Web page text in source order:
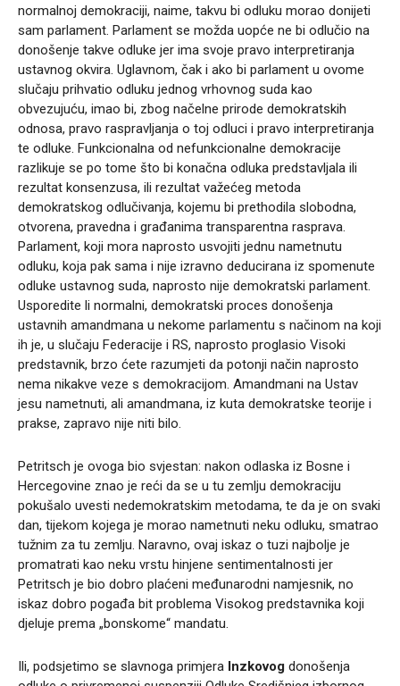
normalnoj demokraciji, naime, takvu bi odluku morao donijeti
sam parlament. Parlament se možda uopće ne bi odlučio na
donošenje takve odluke jer ima svoje pravo interpretiranja
ustavnog okvira. Uglavnom, čak i ako bi parlament u ovome
slučaju prihvatio odluku jednog vrhovnog suda kao
obvezujuću, imao bi, zbog načelne prirode demokratskih
odnosa, pravo raspravljanja o toj odluci i pravo interpretiranja
te odluke. Funkcionalna od nefunkcionalne demokracije
razlikuje se po tome što bi konačna odluka predstavljala ili
rezultat konsenzusa, ili rezultat važećeg metoda
demokratskog odlučivanja, kojemu bi prethodila slobodna,
otvorena, pravedna i građanima transparentna rasprava.
Parlament, koji mora naprosto usvojiti jednu nametnutu
odluku, koja pak sama i nije izravno deducirana iz spomenute
odluke ustavnog suda, naprosto nije demokratski parlament.
Usporedite li normalni, demokratski proces donošenja
ustavnih amandmana u nekome parlamentu s načinom na koji
ih je, u slučaju Federacije i RS, naprosto proglasio Visoki
predstavnik, brzo ćete razumjeti da potonji način naprosto
nema nikakve veze s demokracijom. Amandmani na Ustav
jesu nametnuti, ali amandmana, iz kuta demokratske teorije i
prakse, zapravo nije niti bilo.
Petritsch je ovoga bio svjestan: nakon odlaska iz Bosne i
Hercegovine znao je reći da se u tu zemlju demokraciju
pokušalo uvesti nedemokratskim metodama, te da je on svaki
dan, tijekom kojega je morao nametnuti neku odluku, smatrao
tužnim za tu zemlju. Naravno, ovaj iskaz o tuzi najbolje je
promatrati kao neku vrstu hinjene sentimentalnosti jer
Petritsch je bio dobro plaćeni međunarodni namjesnik, no
iskaz dobro pogađa bit problema Visokog predstavnika koji
djeluje prema „bonskome“ mandatu.
Ili, podsjetimo se slavnoga primjera Inzkovog donošenja